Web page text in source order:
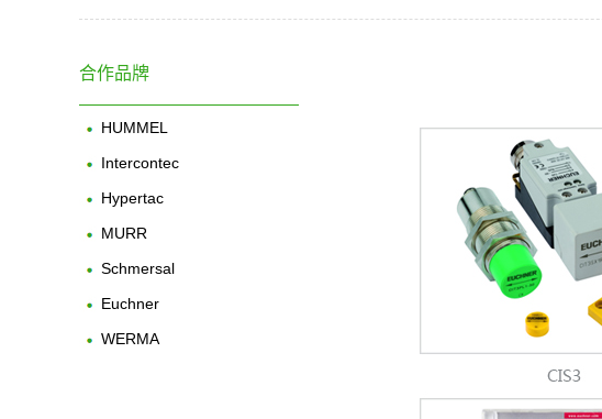
合作品牌
HUMMEL
Intercontec
Hypertac
MURR
Schmersal
Euchner
WERMA